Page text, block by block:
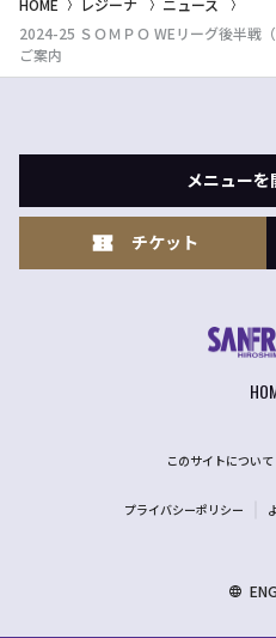
2024-25 ＳＯＭＰＯ WEリーグ後半戦
ご案内
メニューを
チケット
このサイトについて
プライバシーポリシー